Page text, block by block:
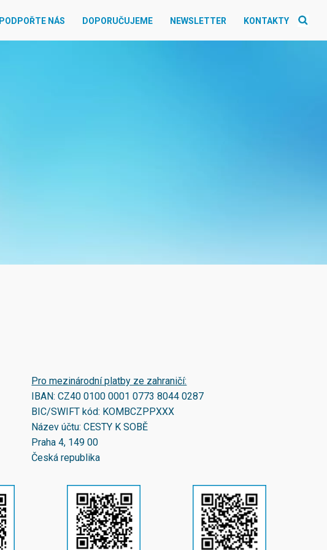
PODPOŘTE NÁS DOPORUČUJEME NEWSLETTER KONTAKTY
Pro mezinárodní platby ze zahraničí:
IBAN:CZ40 0100 0001 0773 8044 0287
BIC/SWIFT kód: KOMBCZPPXXX
Název účtu: CESTY K SOBĚ
Praha 4, 149 00
Česká republika